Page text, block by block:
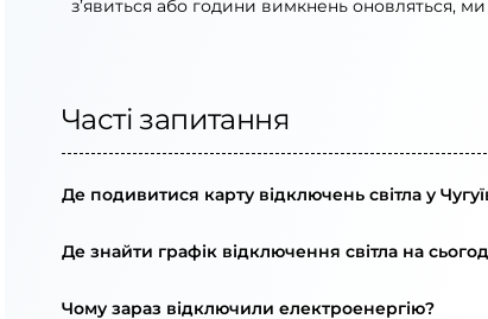
з’явиться або години вимкнень оновляться,
Часті запитання
Де подивитися карту відключень світла у
Де знайти графік відключення світла на
Чому зараз відключили електроенергію?